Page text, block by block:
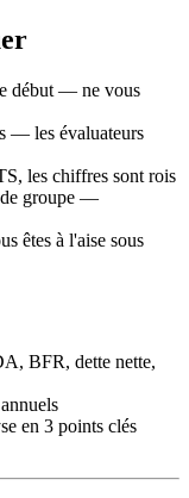
début — ne vous
— les évaluateurs
les chiffres sont rois
de groupe —
êtes à l'aise sous
BFR, dette nette,
en 3 points clés